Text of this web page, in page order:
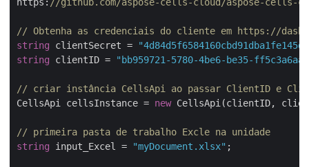
// Obtenha as credenciais do cliente em https://
string clientSecret =
string clientID = "bb959721-5780-4be6-be35-
// criar instância CellsApi ao passar ClientID e
CellsApi cellsInstance = new CellsApi(clientID,
// primeira pasta de trabalho Excle na unidade
string input_Excel = "myDocument.xlsx" ;